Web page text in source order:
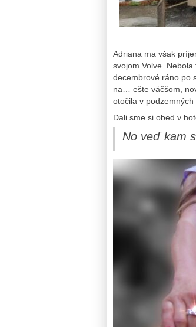
Adriana ma však
svojom Volve.
decembrové ráno po
na… ešte väčšom,
otočila v
Dali sme si obed v
No veď kam